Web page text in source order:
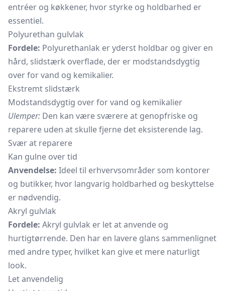
entréer og køkkener, hvor styrke og holdbarhed er
essentiel.
Polyurethan gulvlak
Fordele: Polyurethanlak er yderst holdbar og giver en
hård, slidstærk overflade, der er modstandsdygtig
over for vand og kemikalier.
Ekstremt slidstærk
Modstandsdygtig over for vand og kemikalier
Ulemper: Den kan være sværere at genopfriske og
reparere uden at skulle fjerne det eksisterende lag.
Svær at reparere
Kan gulne over tid
Anvendelse: Ideel til erhvervsområder som kontorer
og butikker, hvor langvarig holdbarhed og beskyttelse
er nødvendig.
Akryl gulvlak
Fordele: Akryl gulvlak er let at anvende og
hurtigtørrende. Den har en lavere glans sammenlignet
med andre typer, hvilket kan give et mere naturligt
look.
Let anvendelig